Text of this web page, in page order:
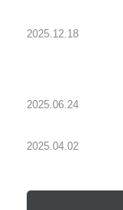
2025.12.18
2025.06.24
2025.04.02